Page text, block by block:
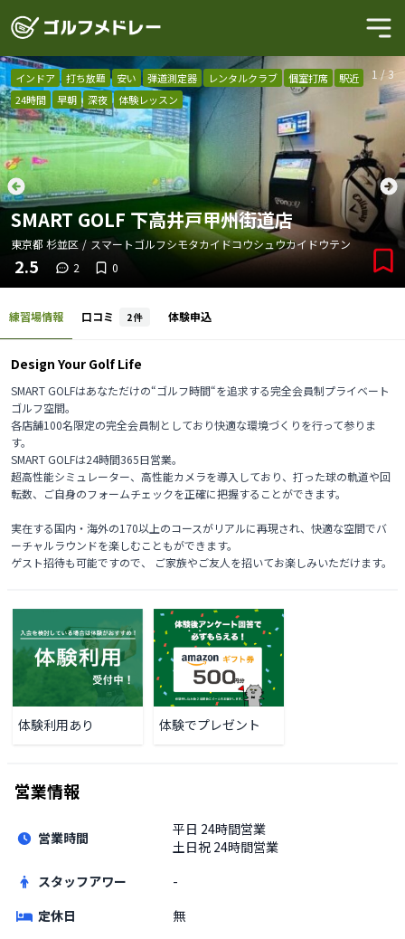
1 /3
インドア 打ち放題 安い 弾道測定器 レンタルクラブ 個室打席
駅近
24時間
早朝 深夜 体験レッスン
SMART GOLF 下高井戸甲州街道店
東京都 杉並区 / スマートゴルフシモタカイドコウシュウカイドウテン
2.5 2 0
練習場情報 口コミ 2件 体験申込
Design Your Golf Life
SMART GOLFはあなただけの“ゴルフ時間“を追求する完全会員制プライベート
ゴルフ空間。
各店舗100名限定の完全会員制としており快適な環境づくりを行って参りま
す。
SMART GOLFは24時間365日営業。
超高性能シミュレーター、高性能カメラを導入しており、打った球の軌道や回
転数、ご自身のフォームチェックを正確に把握することができます。
実在する国内・海外の170以上のコースがリアルに再現され、快適な空間でバ
ーチャルラウンドを楽しむこともができます。
体験利用あり 体験でプレゼント
営業情報
営業時間 平日 24時間営業
土日祝 24時間営業
スタッフアワー
-
定休日
無